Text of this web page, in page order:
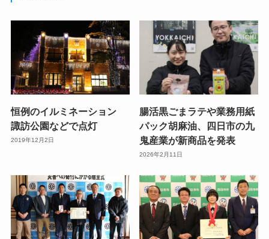
恒例のイルミネーション
諏訪公園などで点灯
2019年12月2日
腸活黒ごまラテや業務用紙
パック胡麻油、四日市の九
鬼産業が新商品を発表
2026年2月11日